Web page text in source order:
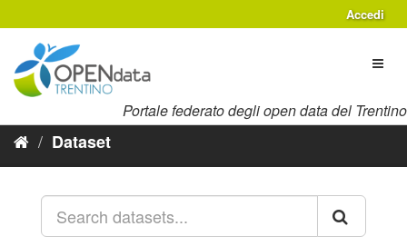
al
contenuto
Accedi
Portale federato degli open data del Trentino
Dataset